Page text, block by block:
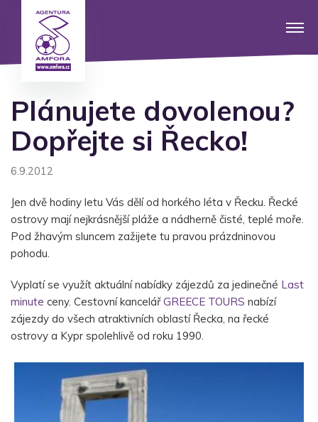
Plánujete dovolenou?
Dopřejte si Řecko!
6.9.2012
Jen dvě hodiny letu Vás dělí od horkého léta v Řecku. Řecké
ostrovy mají nejkrásnější pláže a nádherně čisté, teplé moře.
Pod žhavým sluncem zažijete tu pravou prázdninovou
pohodu.
Vyplatí se využít aktuální nabídky zájezdů za jedinečné Last
minute ceny. Cestovní kancelářGREECE TOURS nabízí
zájezdy do všech atraktivních oblastí Řecka, na řecké
ostrovy a Kypr spolehlivě od roku 1990.